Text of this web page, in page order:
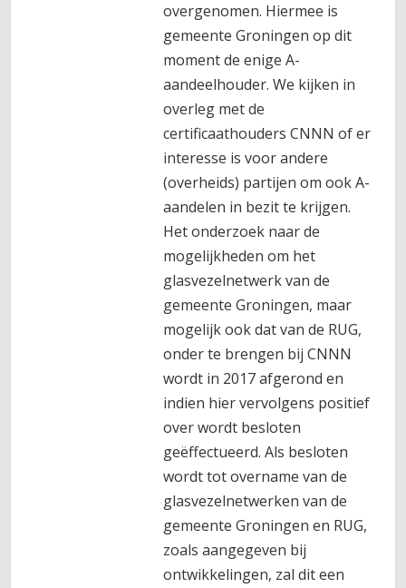
overgenomen. Hiermee is
gemeente Groningen op dit
moment de enige A-
aandeelhouder. We kijken in
overleg met de
certificaathouders CNNN of er
interesse is voor andere
(overheids) partijen om ook A-
aandelen in bezit te krijgen.
Het onderzoek naar de
mogelijkheden om het
glasvezelnetwerk van de
gemeente Groningen, maar
mogelijk ook dat van de RUG,
onder te brengen bij CNNN
wordt in 2017 afgerond en
indien hier vervolgens positief
over wordt besloten
geëffectueerd. Als besloten
wordt tot overname van de
glasvezelnetwerken van de
gemeente Groningen en RUG,
zoals aangegeven bij
ontwikkelingen, zal dit een